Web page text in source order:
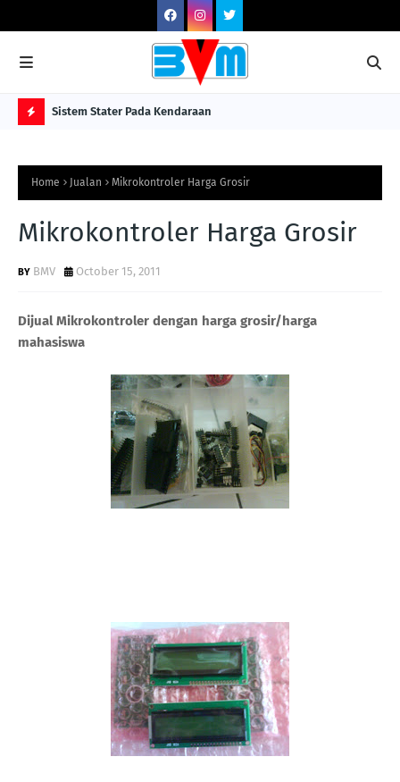
O
S
S
Sistem Stater Pada Kendaraan
Home Jualan Mikrokontroler Harga Grosir
Mikrokontroler Harga Grosir
BMV October 15, 2011
Dijual Mikrokontroler dengan harga grosir/harga
mahasiswa